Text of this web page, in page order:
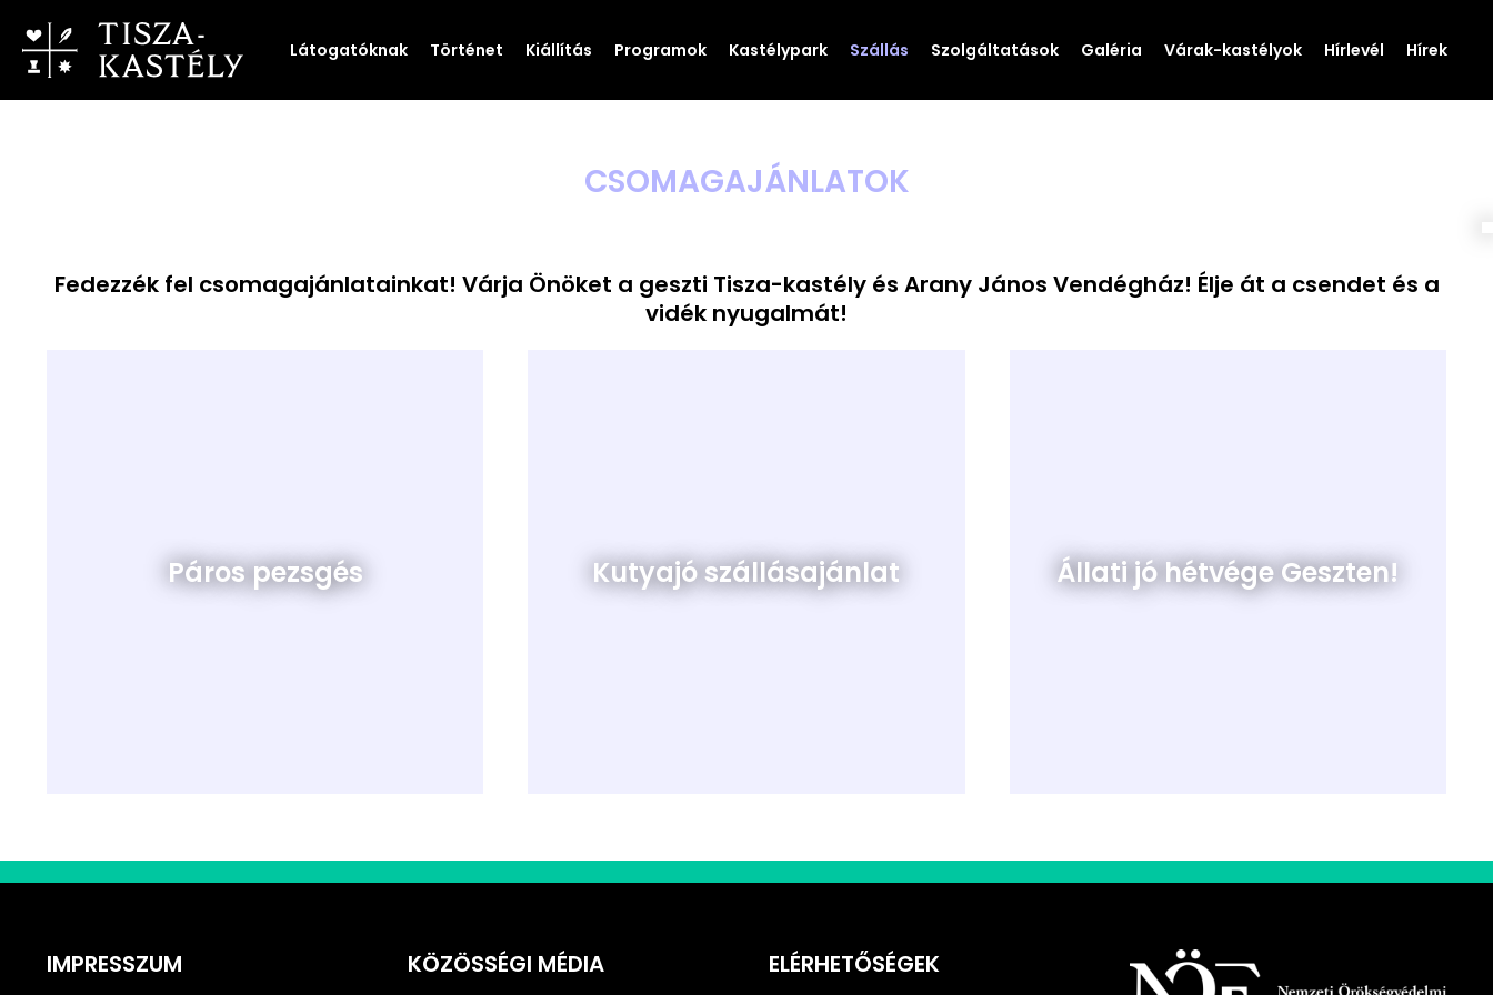
Látogatóknak Történet Kiállítás Programok Kastélypark Szállás Szolgáltatások Galéria Várak-kastélyok Hírlevél Hírek
CSOMAGAJÁNLATOK
Fedezzék fel csomagajánlatainkat! Várja Önöket a geszti Tisza-kastély és Arany János Vendégház! Élje át a csendet és a
vidék nyugalmát!
Páros pezsgés Kutyajó szállásajánlat Állati jó hétvége Geszten!
IMPRESSZUM KÖZÖSSÉGI MÉDIA ELÉRHETŐSÉGEK